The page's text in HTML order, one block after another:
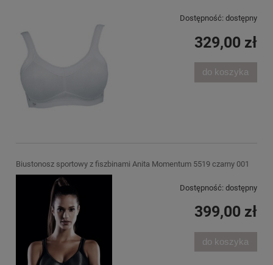
Dostępność: dostępny
329,00 zł
do koszyka
Biustonosz sportowy z fiszbinami Anita Momentum 5519 czarny 001
Dostępność: dostępny
399,00 zł
do koszyka